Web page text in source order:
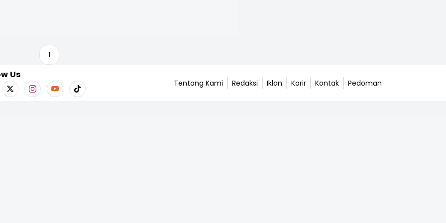
1
Us
Tentang Kami Redaksi Iklan Karir Kontak Pedoman